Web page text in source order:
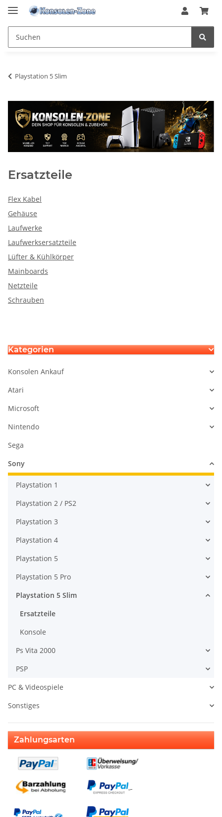
Playstation 5 Slim
Ersatzteile
Flex Kabel
Gehäuse
Laufwerke
Laufwerksersatzteile
Lüfter & Kühlkörper
Mainboards
Netzteile
Schrauben
Kategorien
Konsolen Ankauf
Atari
Microsoft
Nintendo
Sega
Sony
Playstation 1
Playstation 2 / PS2
Playstation 3
Playstation 4
Playstation 5
Playstation 5 Pro
Playstation 5 Slim
Ersatzteile
Konsole
Ps Vita 2000
PSP
PC & Videospiele
Sonstiges
Zahlungsarten